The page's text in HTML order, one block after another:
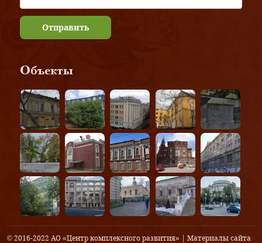
Отправить
Объекты
© 2016-2022 АО «Центр комплексного развития» | Материалы сайта